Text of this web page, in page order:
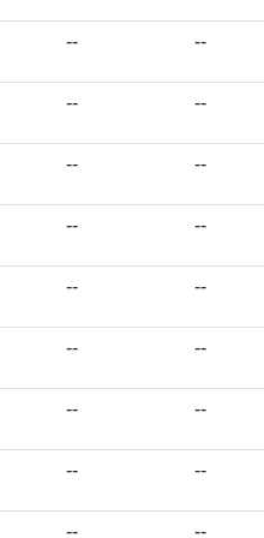
-- --
-- --
-- --
-- --
-- --
-- --
-- --
-- --
-- --